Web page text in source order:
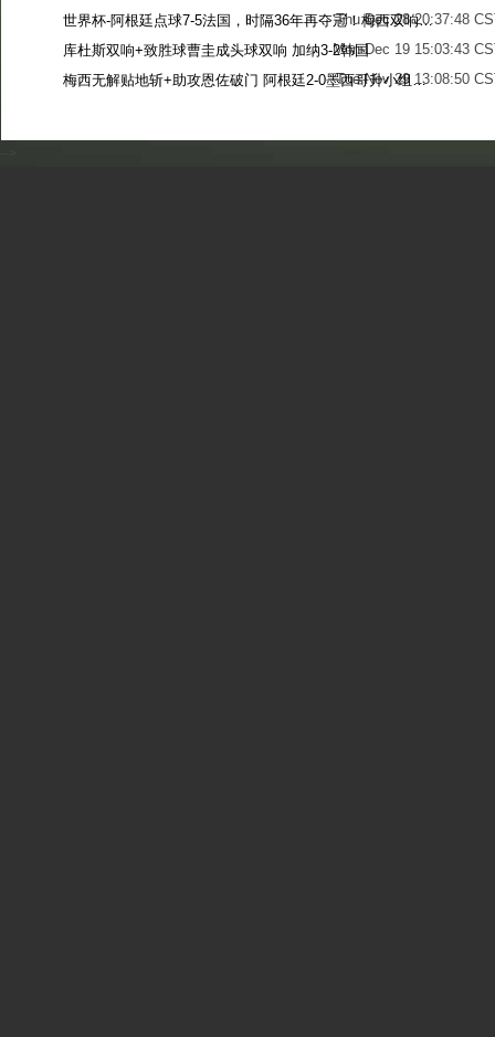
Thu Dec 28 20:37:48
世界杯-阿根廷点球7-5法国，时隔36年再夺冠！梅西双响姆巴佩戴帽
Mon Dec 19 15:03:43
库杜斯双响+致胜球曹圭成头球双响 加纳3-2韩国
Tue Nov 29 13:08:50
梅西无解贴地斩+助攻恩佐破门 阿根廷2-0墨西哥升小组第二